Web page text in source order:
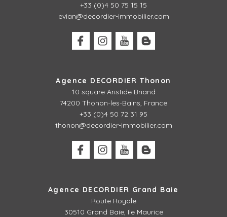
+33 (0)4 50 75 15 15
evian@decordier-immobilier.com
Agence DECORDIER Thonon
10 square Aristide Briand
74200 Thonon-les-Bains, France
+33 (0)4 50 72 31 95
thonon@decordier-immobilier.com
Agence DECORDIER Grand Baie
Route Royale
30510 Grand Baie, Ile Maurice